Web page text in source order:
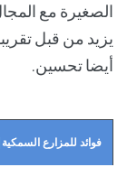
الصغيرة مع
أيضا تحسين.
فوائد للمزارع السمكية